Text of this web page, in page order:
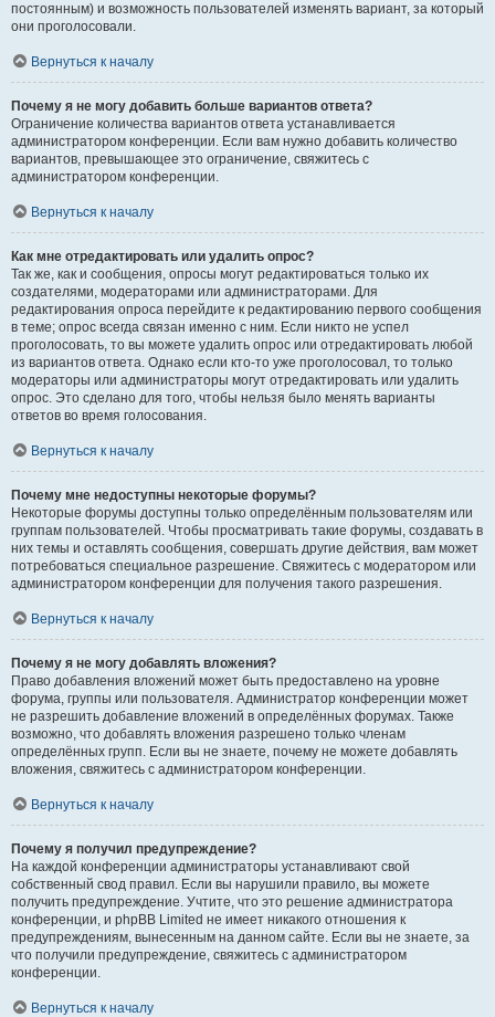
постоянным) и возможность пользователей изменять вариант, за который
они проголосовали.
Вернуться к началу
Почему я не могу добавить больше вариантов ответа?
Ограничение количества вариантов ответа устанавливается
администратором конференции. Если вам нужно добавить количество
вариантов, превышающее это ограничение, свяжитесь с
администратором конференции.
Вернуться к началу
Как мне отредактировать или удалить опрос?
Так же, как и сообщения, опросы могут редактироваться только их
создателями, модераторами или администраторами. Для
редактирования опроса перейдите к редактированию первого сообщения
в теме; опрос всегда связан именно с ним. Если никто не успел
проголосовать, то вы можете удалить опрос или отредактировать любой
из вариантов ответа. Однако если кто-то уже проголосовал, то только
модераторы или администраторы могут отредактировать или удалить
опрос. Это сделано для того, чтобы нельзя было менять варианты
ответов во время голосования.
Вернуться к началу
Почему мне недоступны некоторые форумы?
Некоторые форумы доступны только определённым пользователям или
группам пользователей. Чтобы просматривать такие форумы, создавать в
них темы и оставлять сообщения, совершать другие действия, вам может
потребоваться специальное разрешение. Свяжитесь с модератором или
администратором конференции для получения такого разрешения.
Вернуться к началу
Почему я не могу добавлять вложения?
Право добавления вложений может быть предоставлено на уровне
форума, группы или пользователя. Администратор конференции может
не разрешить добавление вложений в определённых форумах. Также
возможно, что добавлять вложения разрешено только членам
определённых групп. Если вы не знаете, почему не можете добавлять
вложения, свяжитесь с администратором конференции.
Вернуться к началу
Почему я получил предупреждение?
На каждой конференции администраторы устанавливают свой
собственный свод правил. Если вы нарушили правило, вы можете
получить предупреждение. Учтите, что это решение администратора
конференции, и phpBB Limited не имеет никакого отношения к
предупреждениям, вынесенным на данном сайте. Если вы не знаете, за
что получили предупреждение, свяжитесь с администратором
конференции.
Вернуться к началу